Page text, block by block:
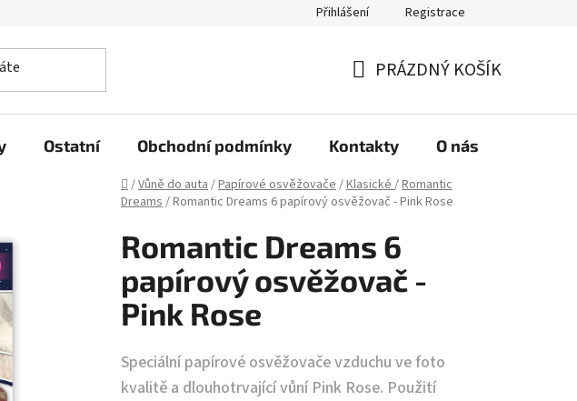
Přihlášení Registrace
KOŠÍK
PRÁZDNÝ KOŠÍK
Ostatní Obchodní podmínky Kontakty O nás
Domů
/Vůně do auta/Papírové osvěžovače/Klasické/Romantic
Dreams/Romantic Dreams 6 papírový osvěžovač - Pink Rose
Romantic Dreams 6
papírový osvěžovač -
Pink Rose
Speciální papírové osvěžovače vzduchu ve foto
kvalitě a dlouhotrvající vůní Pink Rose. Použití